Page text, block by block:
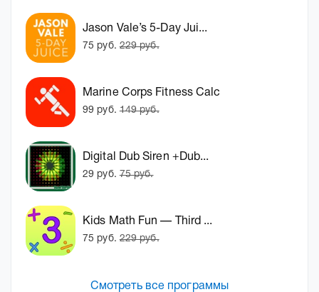
Jason Vale’s 5-Day Jui...
75 руб. 229 руб.
Marine Corps Fitness Calc
99 руб. 149 руб.
Digital Dub Siren +Dub...
29 руб. 75 руб.
Kids Math Fun — Third ...
75 руб. 229 руб.
Смотреть все программы